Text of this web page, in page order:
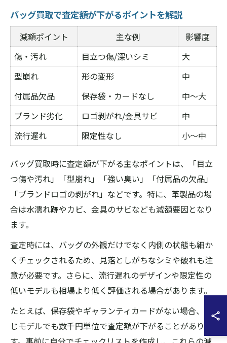
バッグ買取で査定額が下がるポイントを解説
減額ポイント 主な例
影響度
傷・汚れ
目立つ傷/深いシミ
大
型崩れ
形の変形
中
付属品欠品
保存袋・カードなし
中〜大
ブランド劣化
ロゴ剥がれ/金具サビ
中
流行遅れ
限定性なし 小〜中
バッグ買取時に査定額が下がる主なポイントは、「目立
つ傷や汚れ」「型崩れ」「強い臭い」「付属品の欠品」
「ブランドロゴの剥がれ」などです。特に、革製品の場
合は水濡れ跡やカビ、金具のサビなども減額要因となり
ます。
査定時には、バッグの外観だけでなく内側の状態も細か
くチェックされるため、見落としがちなシミや破れも注
意が必要です。さらに、流行遅れのデザインや限定性の
低いモデルも相場より低く評価される場合があります。
たとえば、保存袋やギャランティカードがない場合、同
じモデルでも数千円単位で査定額が下がることがありま